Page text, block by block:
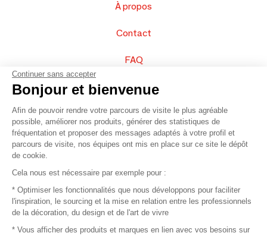
À propos
Contact
FAQ
Vendez vos produits
Plan du site
© 2016 –Organisation SAFI
Recrutement
Continuer sans accepter
Bonjour et bienvenue
Afin de pouvoir rendre votre parcours de visite le plus agréable
possible, améliorer nos produits, générer des statistiques de
fréquentation et proposer des messages adaptés à votre profil et
parcours de visite, nos équipes ont mis en place sur ce site le dépôt
de cookie.
Cela nous est nécessaire par exemple pour :
* Optimiser les fonctionnalités que nous développons pour faciliter
l'inspiration, le sourcing et la mise en relation entre les professionnels
de la décoration, du design et de l'art de vivre
* Vous afficher des produits et marques en lien avec vos besoins sur